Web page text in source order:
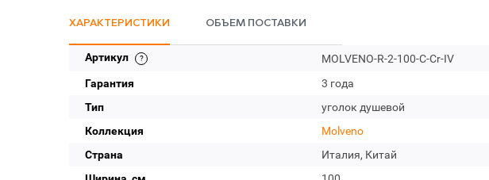
ХАРАКТЕРИСТИКИ ОБЪЕМ ПОСТАВКИ
Артикул
MOLVENO-R-2-100-C-Cr-IV
Гарантия
3 года
Тип
уголок душевой
Коллекция
Molveno
Страна
Италия, Китай